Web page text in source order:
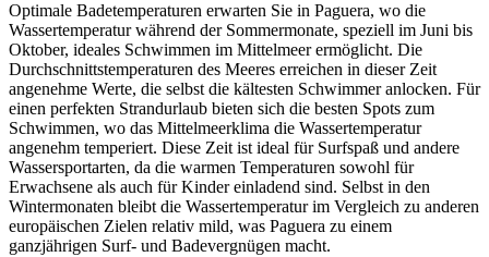
Optimale Badetemperaturen erwarten Sie in Paguera, wo die
Wassertemperatur während der Sommermonate, speziell im Juni bis
Oktober, ideales Schwimmen im Mittelmeer ermöglicht. Die
Durchschnittstemperaturen des Meeres erreichen in dieser Zeit
angenehme Werte, die selbst die kältesten Schwimmer anlocken. Für
einen perfekten Strandurlaub bieten sich die besten Spots zum
Schwimmen, wo das Mittelmeerklima die Wassertemperatur
angenehm temperiert. Diese Zeit ist ideal für Surfspaß und andere
Wassersportarten, da die warmen Temperaturen sowohl für
Erwachsene als auch für Kinder einladend sind. Selbst in den
Wintermonaten bleibt die Wassertemperatur im Vergleich zu anderen
europäischen Zielen relativ mild, was Paguera zu einem
ganzjährigen Surf- und Badevergnügen macht.